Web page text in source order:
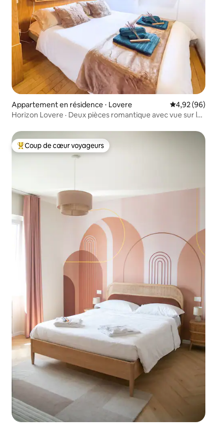
Appartement en résidence ⋅ Lovere Évaluation
4,92 (96)
Horizon Lovere · Deux pièces romantique avec vue sur le
Coups de cœur voyageurs les plus appréciés
Coup de cœur voyageurs